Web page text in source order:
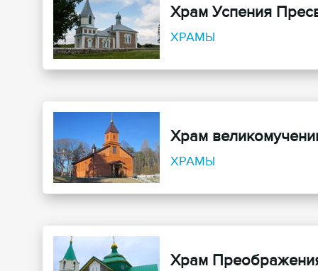
Храм Успения
ХРАМЫ
Храм
ХРАМЫ
Храм